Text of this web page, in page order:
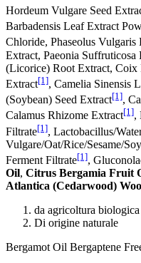
Hordeum Vulgare Seed
Barbadensis Leaf Extract
Chloride, Phaseolus Vulgaris
Extract, Paeonia
(Licorice) Root Extract, Coix
Extract[1], Camelia Sinensis
(Soybean) Seed Extract[1],
Calamus Rhizome Extract[1],
Filtrate[1], Lactobacillus/
Vulgare/Oat/Rice/Sesame/
Ferment Filtrate[1],
Oil, Citrus Bergamia Fruit
Atlantica (Cedarwood)
da agricoltura
Di origine naturale
Bergamot Oil Bergaptene